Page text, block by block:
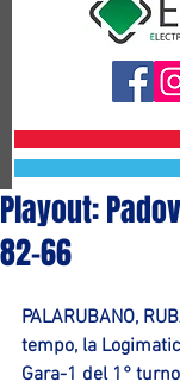
Playout:
82-66
PALARUBANO,
tempo, la
Gara-1 del 1°